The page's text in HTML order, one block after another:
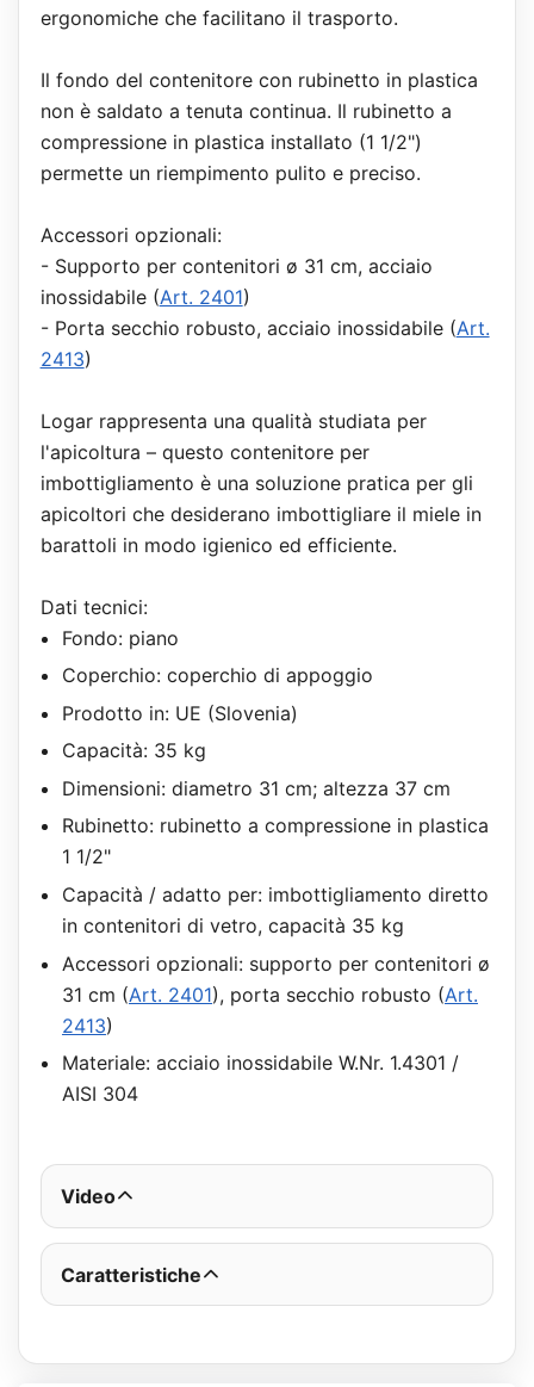
ergonomiche che facilitano il trasporto.
Il fondo del contenitore con rubinetto in plastica
non è saldato a tenuta continua. Il rubinetto a
compressione in plastica installato (1 1/2")
permette un riempimento pulito e preciso.
Accessori opzionali:
- Supporto per contenitori ø 31 cm, acciaio
inossidabile (Art. 2401)
- Porta secchio robusto, acciaio inossidabile (Art.
2413)
Logar rappresenta una qualità studiata per
l'apicoltura – questo contenitore per
imbottigliamento è una soluzione pratica per gli
apicoltori che desiderano imbottigliare il miele in
barattoli in modo igienico ed efficiente.
Dati tecnici:
Fondo: piano
Coperchio: coperchio di appoggio
Prodotto in: UE (Slovenia)
Capacità: 35 kg
Dimensioni: diametro 31 cm; altezza 37 cm
Rubinetto: rubinetto a compressione in plastica
1 1/2"
Capacità / adatto per: imbottigliamento diretto
in contenitori di vetro, capacità 35 kg
Accessori opzionali: supporto per contenitori ø
31 cm (Art. 2401), porta secchio robusto (Art.
2413)
Materiale: acciaio inossidabile W.Nr. 1.4301 /
AISI 304
Video
Caratteristiche